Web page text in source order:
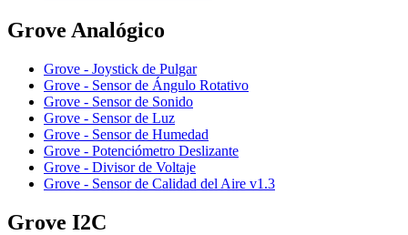
Grove Analógico
Grove - Joystick de Pulgar
Grove - Sensor de Ángulo Rotativo
Grove - Sensor de Sonido
Grove - Sensor de Luz
Grove - Sensor de Humedad
Grove - Potenciómetro Deslizante
Grove - Divisor de Voltaje
Grove - Sensor de Calidad del Aire v1.3
Grove I2C